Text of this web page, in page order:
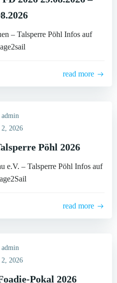
– Talsperre Pöhl Infos auf
read more
admin
2026
Pöhl 2026
e.V. – Talsperre Pöhl Infos auf
read more
admin
2026
Pokal 2026